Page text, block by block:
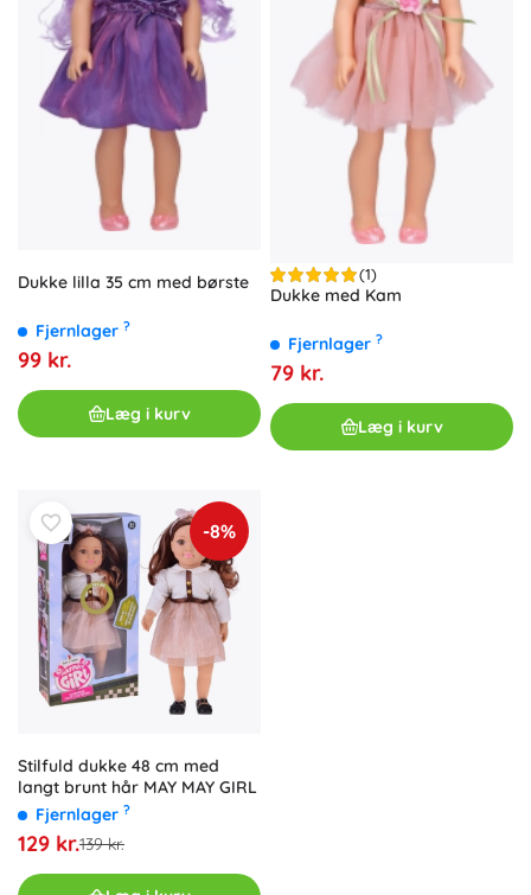
Dukke lilla 35 cm med børste
Fjernlager ?
99 kr.
Læg i kurv
(1)
Dukke med Kam
Fjernlager ?
79 kr.
Læg i kurv
-8%
Stilfuld dukke 48 cm med
langt brunt hår MAY MAY GIRL
Fjernlager ?
129 kr.139 kr.